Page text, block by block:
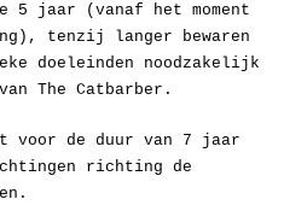
5 jaar (vanaf het moment
tenzij langer bewaren
doeleinden noodzakelijk
The Catbarber.
voor de duur van 7 jaar
richting de